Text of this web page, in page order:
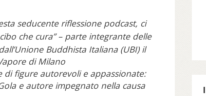
seducente riflessione podcast, ci
che cura” – parte integrante delle
Buddhista Italiana (UBI) il
di Milano
figure autorevoli e appassionate:
e autore impegnato nella causa